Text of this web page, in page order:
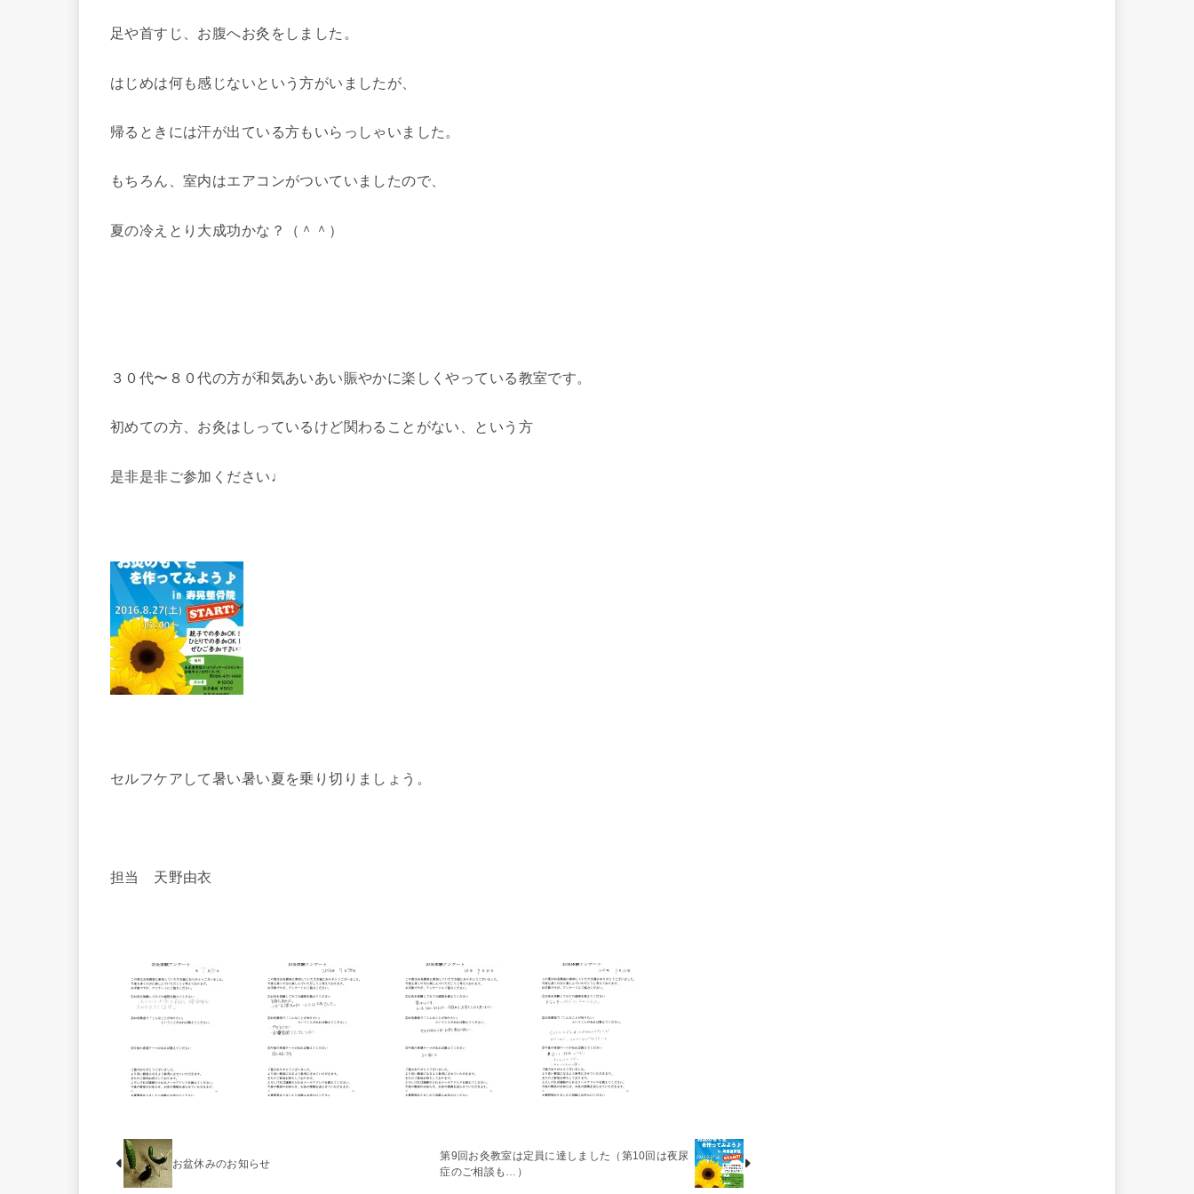
足や首すじ、お腹へお灸をしました。
はじめは何も感じないという方がいましたが、
帰るときには汗が出ている方もいらっしゃいました。
もちろん、室内はエアコンがついていましたので、
夏の冷えとり大成功かな？（＾＾）
３０代〜８０代の方が和気あいあい賑やかに楽しくやっている教室です。
初めての方、お灸はしっているけど関わることがない、という方
是非是非ご参加ください♩
セルフケアして暑い暑い夏を乗り切りましょう。
担当 天野由衣
お盆休みのお知らせ
第9回お灸教室は定員に達しました（第10回は夜尿
症のご相談も…）